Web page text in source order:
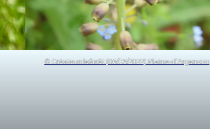
© Créateurdeforêt (06/05/2022) Plaine-d’Argenson